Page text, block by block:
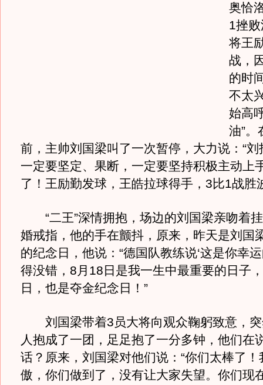
奥恰
1挫
将王
战，
的时
不太
始高
油”。
前，主帅刘国梁叫了一次暂停，大力说：“
一定要坚定、果断，一定要坚持积极主动上
了！王励勤发球，王皓拉球得手，3比1战胜
“二王”深情拥抱，场边的刘国梁亲吻着
婚戒指，他的手在颤抖，原来，昨天是刘国
的纪念日，他说：“德国队教练说‘这是你幸
得没错，8月18日是我一生中最重要的日子
日，也是夺金纪念日！”
刘国梁带着3员大将向观众鞠躬致意，突
人抱成了一团，足足抱了一分多钟，他们在
话？原来，刘国梁对他们说：“你们太棒了
傲，你们做到了，没有让大家失望。你们现